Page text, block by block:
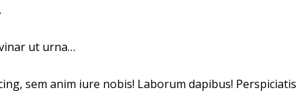
ut urna…
sem anim iure nobis! Laborum dapibus! Perspiciatis